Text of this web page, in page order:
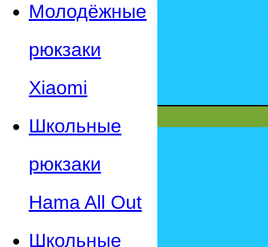
Молодёжные
рюкзаки
Xiaomi
Школьные
рюкзаки
Hama All Out
Школьные